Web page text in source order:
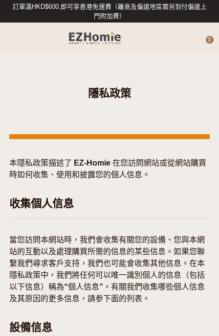
訂單滿HKD$600,即可享香港免運費（離島及偏遠地區需另到付偏遠上
門附加費）
促銷
0
隱私政策
本隱私政策描述了 EZ-Homie 在您訪問網站或從網站購買
時如何收集、使用和披露您的個人信息。
收集個人信息
當您訪問本網站時，我們會收集有關您的設備、您與本網
站的互動以及處理購買所需的信息的某些信息。如果您聯
繫我們尋求客戶支持，我們也可能會收集其他信息。在本
隱私政策中，我們將任何可以唯一識別個人的信息（包括
以下信息）稱為“個人信息”。有關我們收集哪些個人信息
及其原因的更多信息，請参下面的列表。
設備信息